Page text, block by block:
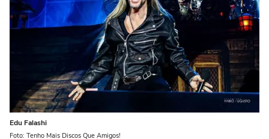
Edu Falashi
Foto: Tenho Mais Discos Que Amigos!